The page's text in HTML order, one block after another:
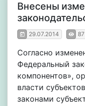
Внесены
29.07.2014 87
Согласно
Федеральный
компонентов»,
власти
законами